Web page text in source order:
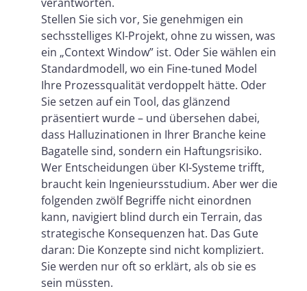
Stellen Sie sich vor, Sie genehmigen ein
sechsstelliges KI-Projekt, ohne zu wissen, was
ein „Context Window” ist. Oder Sie wählen ein
Standardmodell, wo ein Fine-tuned Model
Ihre Prozessqualität verdoppelt hätte. Oder
Sie setzen auf ein Tool, das glänzend
präsentiert wurde – und übersehen dabei,
dass Halluzinationen in Ihrer Branche keine
Bagatelle sind, sondern ein Haftungsrisiko.
Wer Entscheidungen über KI-Systeme trifft,
braucht kein Ingenieursstudium. Aber wer die
folgenden zwölf Begriffe nicht einordnen
kann, navigiert blind durch ein Terrain, das
strategische Konsequenzen hat. Das Gute
daran: Die Konzepte sind nicht kompliziert.
Sie werden nur oft so erklärt, als ob sie es
sein müssten.